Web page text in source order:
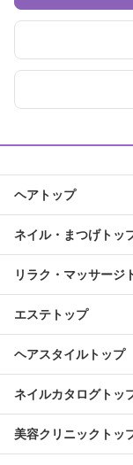
ヘアトップ
ネイル・まつげトッ
リラク・マッサージ
エステトップ
ヘアスタイルトップ
ネイルカタログトッ
美容クリニックトッ